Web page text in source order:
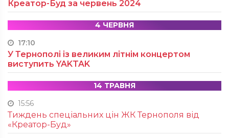
Креатор-Буд за червень 2024
4 ЧЕРВНЯ
17:10
У Тернополі із великим літнім концертом
виступить YAKTAK
14 ТРАВНЯ
15:56
Тиждень спеціальних цін ЖК Тернополя від
«Креатор-Буд»